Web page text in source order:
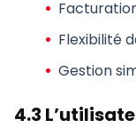
Flexibilité
Gestion
4.3